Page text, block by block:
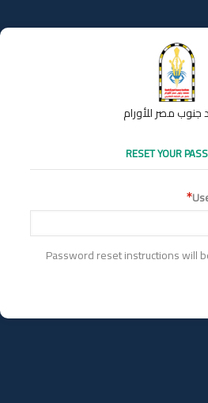
مصر للأورام
RESET YOUR
Password reset instructions will